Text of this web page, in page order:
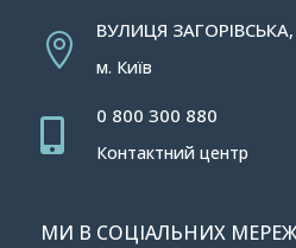

ВУЛИЦЯ
м. Київ

0 800 300 880
Контактний центр
МИ В СОЦІАЛЬНИХ